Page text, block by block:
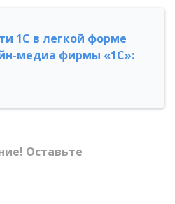
1С в легкой форме
медиа фирмы «1С»:
Оставьте